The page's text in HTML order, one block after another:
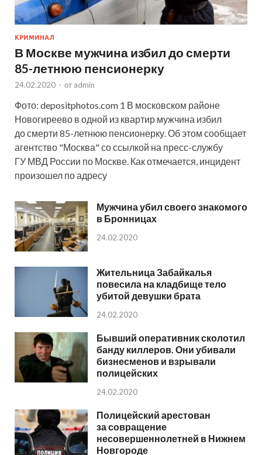
КРИМИНАЛ
В Москве мужчина избил до смерти
85-летнюю пенсионерку
24.02.2020 - от admin
Фото: depositphotos.com 1 В московском районе
Новогиреево в одной из квартир мужчина избил
до смерти 85-летнюю пенсионерку. Об этом сообщает
агентство "Москва" со ссылкой на пресс-службу
ГУ МВД России по Москве. Как отмечается, инцидент
произошел по адресу
Мужчина убил своего знакомого
в Бронницах
24.02.2020
Жительница Забайкалья
повесила на кладбище тело
убитой девушки брата
24.02.2020
Бывший оперативник сколотил
банду киллеров. Они убивали
бизнесменов и взрывали
полицейских
24.02.2020
Полицейский арестован
за совращение
несовершеннолетней в Нижнем
Новгороде